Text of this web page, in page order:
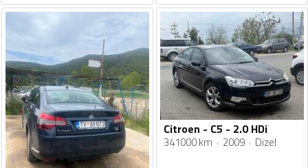
Citroen - C5 - 2.0 HDi
341000 km 2009 Dizel